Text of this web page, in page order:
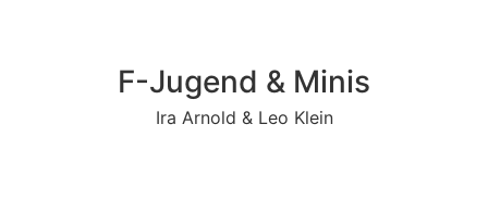
F-Jugend & Minis
Ira Arnold & Leo Klein